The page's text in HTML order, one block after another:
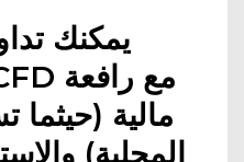
مالية (حيثما
المحلية)